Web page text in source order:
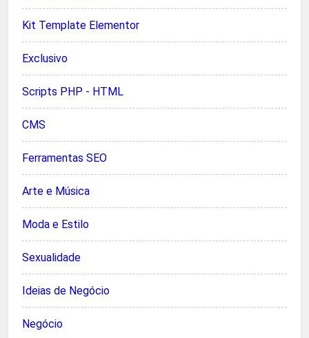
Kit Template Elementor
Exclusivo
Scripts PHP - HTML
CMS
Ferramentas SEO
Arte e Música
Moda e Estilo
Sexualidade
Ideias de Negócio
Negócio